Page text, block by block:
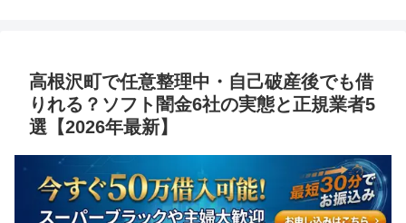
高根沢町で任意整理中・自己破産後でも借
りれる？ソフト闇金6社の実態と正規業者5
選【2026年最新】